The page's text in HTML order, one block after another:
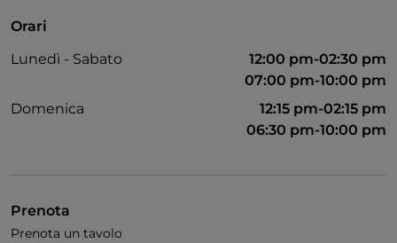
Orari
Lunedì - Sabato
12:00 pm-02:30 pm
07:00 pm-10:00 pm
Domenica
12:15 pm-02:15 pm
06:30 pm-10:00 pm
Prenota
Prenota un tavolo